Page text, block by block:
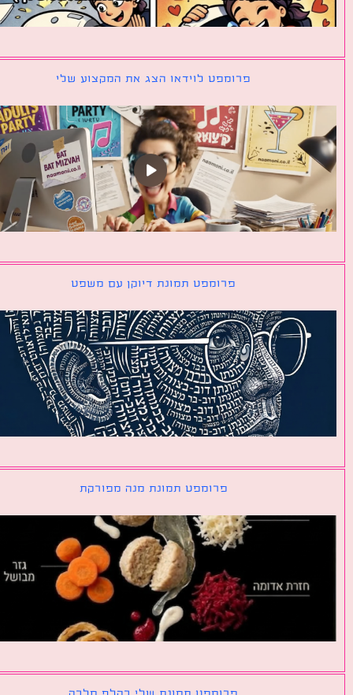
פרומפט לוידאו הצג את המקצוע שלי
פרומפט תמונת דיוקן עם משפט
פרומפט תמונת מנה מפורקת